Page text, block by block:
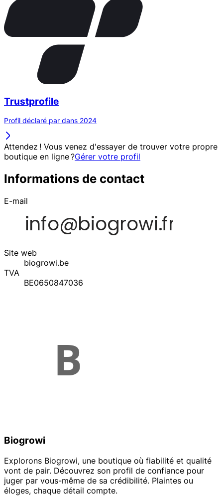
Trustprofile
Profil déclaré par dans 2024
Attendez ! Vous venez d'essayer de trouver votre propre
boutique en ligne ?Gérer votre profil
Informations de contact
E-mail
Site web
biogrowi.be
TVA
BE0650847036
Biogrowi
Explorons Biogrowi, une boutique où fiabilité et qualité
vont de pair. Découvrez son profil de confiance pour
juger par vous-même de sa crédibilité. Plaintes ou
éloges, chaque détail compte.